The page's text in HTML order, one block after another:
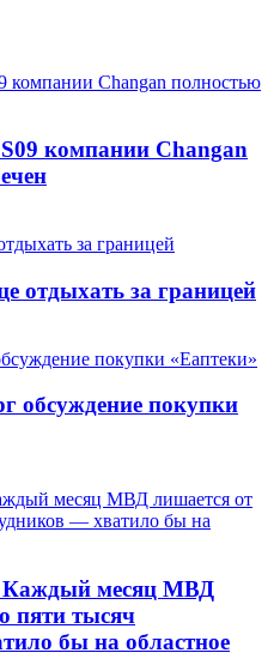
компании Changan
отдыхать за границей
обсуждение покупки
Каждый месяц МВД
пяти тысяч
бы на областное